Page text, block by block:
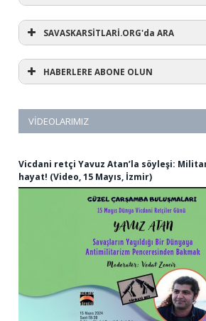
SAVASKARSİTLARİ.ORG'da ARA
HABERLERE ABONE OLUN
VIDEOLARIMIZ
Vicdani retçi Yavuz Atan’la söyleşi:
hayat! (Video, 15 Mayıs, İzmir)